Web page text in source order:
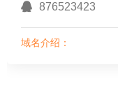
876523423
域名介绍：